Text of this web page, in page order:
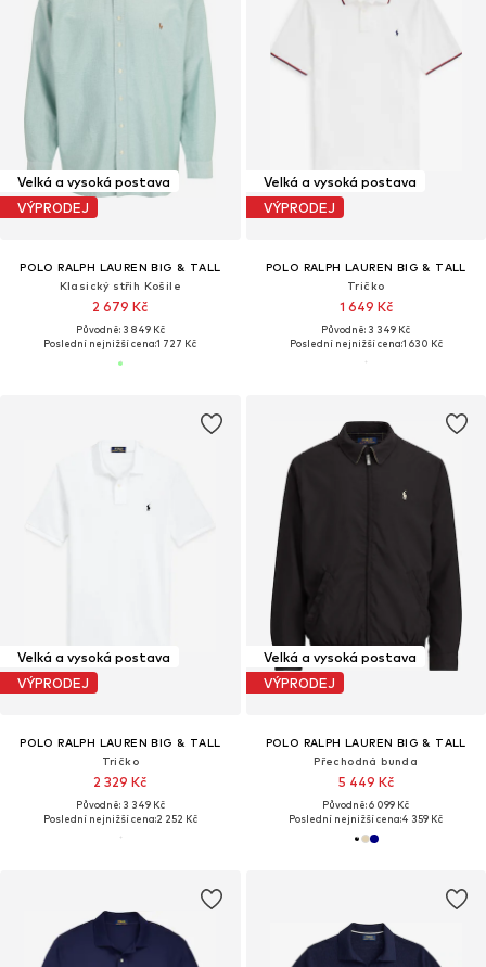
Velká a vysoká postava
VÝPRODEJ
POLO RALPH LAUREN BIG & TALL
Klasický střih Košile
2 679 Kč
Původně: 3 849 Kč
Poslední nejnižší cena:1 727 Kč
Velká a vysoká postava
VÝPRODEJ
POLO RALPH LAUREN BIG & TALL
Tričko
1 649 Kč
Původně: 3 349 Kč
Poslední nejnižší cena:1 630 Kč
Velká a vysoká postava
VÝPRODEJ
POLO RALPH LAUREN BIG & TALL
Tričko
2 329 Kč
Původně: 3 349 Kč
Poslední nejnižší cena:2 252 Kč
Velká a vysoká postava
VÝPRODEJ
POLO RALPH LAUREN BIG & TALL
Přechodná bunda
5 449 Kč
Původně: 6 099 Kč
Poslední nejnižší cena:4 359 Kč